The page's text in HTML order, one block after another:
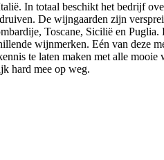
In totaal beschikt het bedrijf
De wijngaarden zijn
Toscane, Sicilië en Puglia.
wijnmerken. Eén van deze
te laten maken met alle mooie
hard mee op weg.